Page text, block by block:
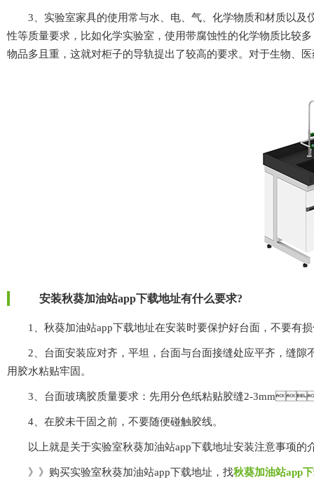
3、实验室家具的使用常与水、电、气、化学物质和材质
性等质量要求，比如化学实验室，使用带腐蚀性的化学物质比较
物品多且重，这就对柜子的导轨提出了较高的要求。对于生物、
安装秋葵加油站app下载地址有什么要求?
1、秋葵加油站app下载地址在安装时要保护好台面，不要有损伤
2、台面安装应对齐，平坦，台面与台面接缝处应平齐，
用胶水粘贴牢固。
3、台面玻璃胶质量要求：先用分色纸粘贴胶缝2-3mm，而
4、在胶未干固之前，不要随便碰触胶线。
以上就是关于实验室秋葵加油站app下载地址安装注意事项的介绍
》》购买实验室秋葵加油站app下载地址，找秋葵加油站app